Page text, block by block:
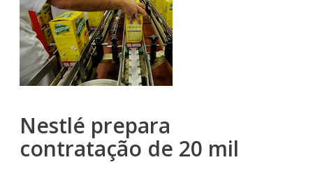
Nestlé prepara
contratação de 20 mil